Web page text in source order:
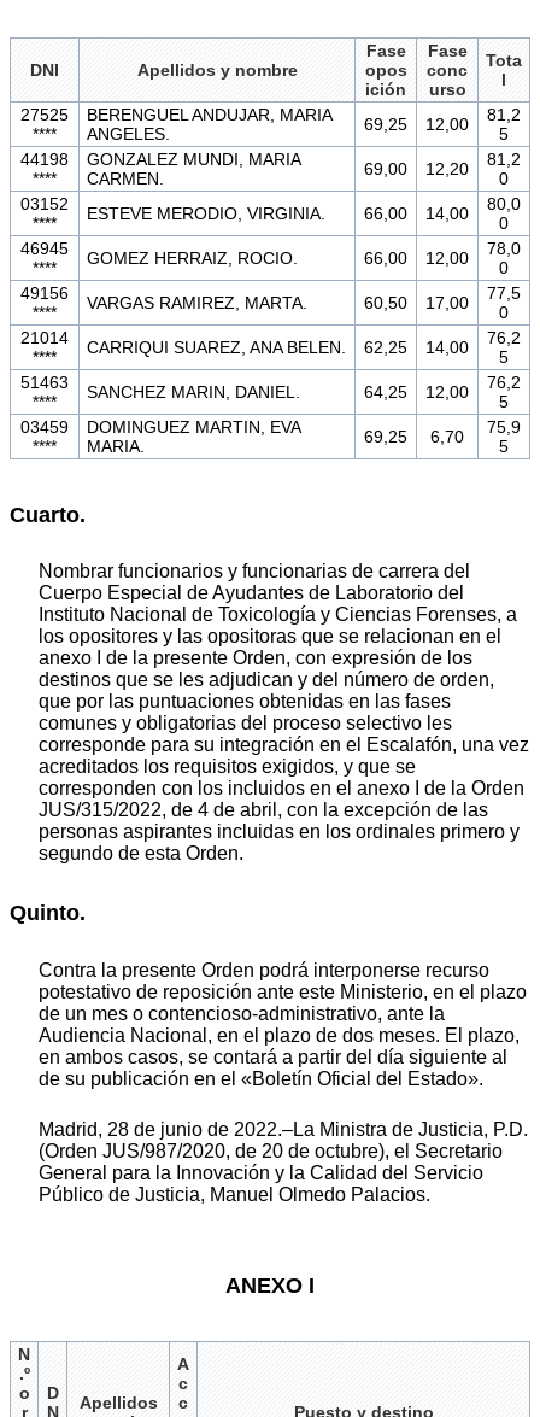
DNI Apellidos y nombre
Fase
opos
ición
Fase
conc
urso
Tota
l
27525
****
BERENGUEL ANDUJAR, MARIA
ANGELES.
69,25 12,00
81,2
5
44198
****
GONZALEZ MUNDI, MARIA
CARMEN.
69,00 12,20
81,2
0
03152
****
ESTEVE MERODIO, VIRGINIA. 66,00 14,00
80,0
0
46945
****
GOMEZ HERRAIZ, ROCIO. 66,00 12,00
78,0
0
49156
****
VARGAS RAMIREZ, MARTA. 60,50 17,00
77,5
0
21014
****
CARRIQUI SUAREZ, ANA BELEN. 62,25 14,00
76,2
5
51463
****
SANCHEZ MARIN, DANIEL. 64,25 12,00
76,2
5
03459
****
DOMINGUEZ MARTIN, EVA
MARIA.
69,25 6,70
75,9
5
Cuarto.
Nombrar funcionarios y funcionarias de carrera del
Cuerpo Especial de Ayudantes de Laboratorio del
Instituto Nacional de Toxicología y Ciencias Forenses, a
los opositores y las opositoras que se relacionan en el
anexo I de la presente Orden, con expresión de los
destinos que se les adjudican y del número de orden,
que por las puntuaciones obtenidas en las fases
comunes y obligatorias del proceso selectivo les
corresponde para su integración en el Escalafón, una vez
acreditados los requisitos exigidos, y que se
corresponden con los incluidos en el anexo I de la Orden
JUS/315/2022, de 4 de abril, con la excepción de las
personas aspirantes incluidas en los ordinales primero y
segundo de esta Orden.
Quinto.
Contra la presente Orden podrá interponerse recurso
potestativo de reposición ante este Ministerio, en el plazo
de un mes o contencioso-administrativo, ante la
Audiencia Nacional, en el plazo de dos meses. El plazo,
en ambos casos, se contará a partir del día siguiente al
de su publicación en el «Boletín Oficial del Estado».
Madrid, 28 de junio de 2022.–La Ministra de Justicia, P.D.
(Orden JUS/987/2020, de 20 de octubre), el Secretario
General para la Innovación y la Calidad del Servicio
Público de Justicia, Manuel Olmedo Palacios.
ANEXO I
N
.º
o
r
D
N
Apellidos
A
c
c
Puesto y destino